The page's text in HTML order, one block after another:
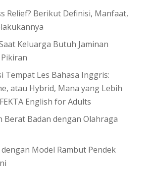
Relief? Berikut Definisi, Manfaat,
Keluarga Butuh Jaminan
Tempat Les Bahasa Inggris:
atau Hybrid, Mana yang Lebih
English for Adults
Berat Badan dengan Olahraga
Model Rambut Pendek